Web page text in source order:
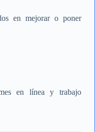
en mejorar o poner
en línea y trabajo